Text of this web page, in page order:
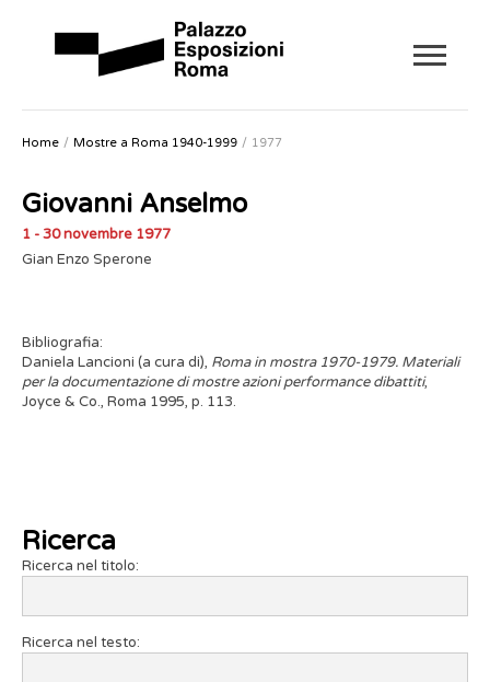
Home Mostre a Roma 1940-1999 1977
Giovanni Anselmo
1 - 30 novembre 1977
Gian Enzo Sperone
Bibliografia:
Daniela Lancioni (a cura di), Roma in mostra 1970-1979. Materiali
per la documentazione di mostre azioni performance dibattiti,
Joyce & Co., Roma 1995, p. 113.
Ricerca
Ricerca nel titolo:
Ricerca nel testo: